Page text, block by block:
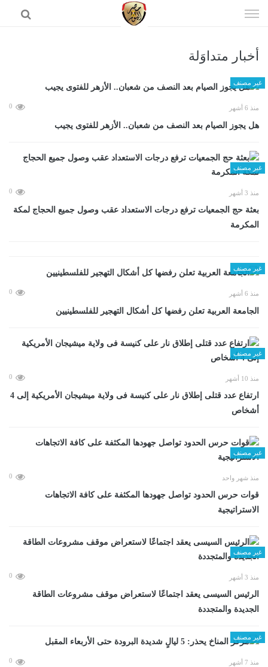
الى
أخبار متداوَلة
غير مصنف
منذ 6 أشهر 0
هل يجوز الصيام بعد النصف من شعبان.. الأزهر للفتوى يجيب
غير مصنف
منذ 3 أشهر 0
بعثة حج الجمعيات ترفع درجات الاستعداد عقب وصول جميع الحجاج لمكة
المكرمة
غير مصنف
منذ 6 أشهر 0
الجامعة العربية تعلن رفضها كل أشكال التهجير للفلسطينيين
غير مصنف
منذ 10 أشهر 0
ارتفاع عدد قتلى إطلاق نار على كنيسة فى ولاية ميشيجان الأمريكية إلى 4
أشخاص
غير مصنف
منذ شهر واحد 0
قوات حرس الحدود تواصل جهودها المكثفة على كافة الاتجاهات
الاستراتيجية
غير مصنف
منذ 3 أشهر 0
الرئيس السيسى يعقد اجتماعًا لاستعراض موقف مشروعات الطاقة
الجديدة والمتجددة
غير مصنف
منذ 7 أشهر 0